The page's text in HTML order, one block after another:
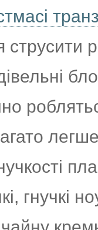
гнучкі